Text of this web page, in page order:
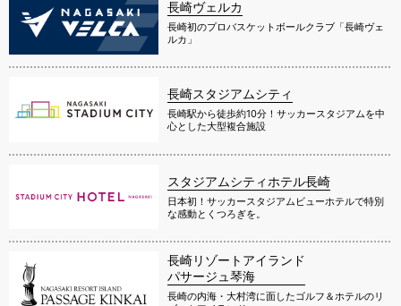
長崎ヴェルカ
長崎初のプロバスケットボールクラブ「長崎ヴェ
ルカ」
長崎スタジアムシティ
長崎駅から徒歩約10分！サッカースタジアムを中
心とした大型複合施設
スタジアムシティホテル長崎
日本初！サッカースタジアムビューホテルで特別
な感動とくつろぎを。
長崎リゾートアイランド
パサージュ琴海
長崎の内海・大村湾に面したゴルフ＆ホテルのリ